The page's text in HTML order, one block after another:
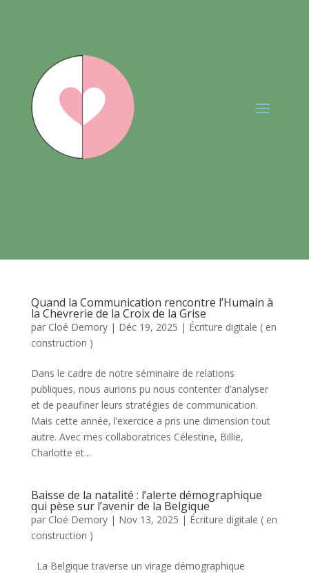
Quand la Communication rencontre l’Humain à
la Chevrerie de la Croix de la Grise
par Cloé Demory| Déc 19, 2025 | Écriture digitale ( en
construction )
Dans le cadre de notre séminaire de relations
publiques, nous aurions pu nous contenter d’analyser
et de peaufiner leurs stratégies de communication.
Mais cette année, l’exercice a pris une dimension tout
autre. Avec mes collaboratrices Célestine, Billie,
Charlotte et...
Baisse de la natalité : l’alerte démographique
qui pèse sur l’avenir de la Belgique
par Cloé Demory| Nov 13, 2025 | Écriture digitale ( en
construction )
La Belgique traverse un virage démographique